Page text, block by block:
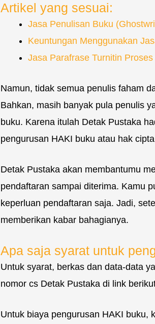
Artikel yang sesuai:
Jasa Penulisan Buku
Keuntungan Menggunakan
Jasa Parafrase Turnitin
Namun, tidak semua penulis faham
Bahkan, masih banyak pula penulis
buku. Karena itulah Detak Pustaka
pengurusan HAKI buku atau hak
Detak Pustaka akan membantumu
pendaftaran sampai diterima. Kamu
keperluan pendaftaran saja. Jadi,
memberikan kabar bahagianya.
Apa saja syarat untuk
Untuk syarat, berkas dan data-data
nomor cs Detak Pustaka di link
Untuk biaya pengurusan HAKI buku,